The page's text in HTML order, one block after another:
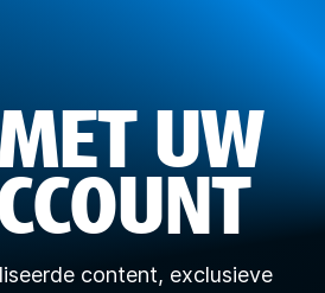
UW
content, exclusieve